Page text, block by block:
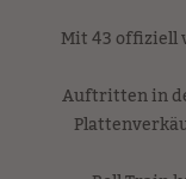
Mit 43 offiziell
Auftritten in